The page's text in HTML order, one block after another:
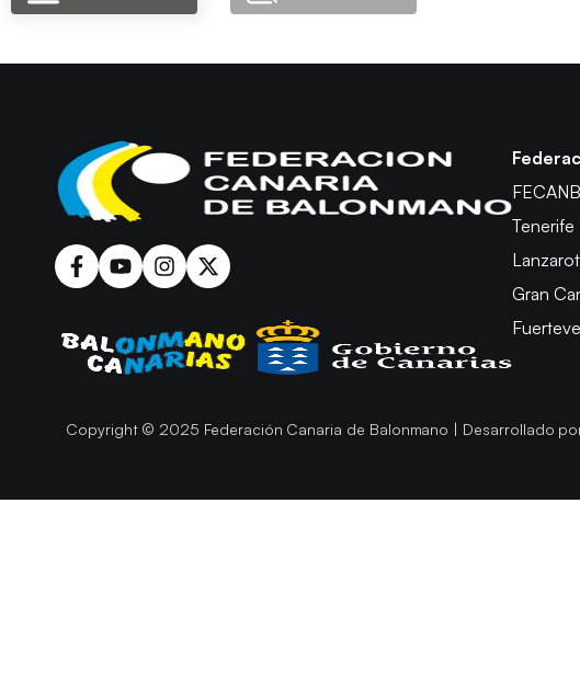
Tenerife
Gran
Copyright © 2025 Federación Canaria de Balonmano | Desarrollado